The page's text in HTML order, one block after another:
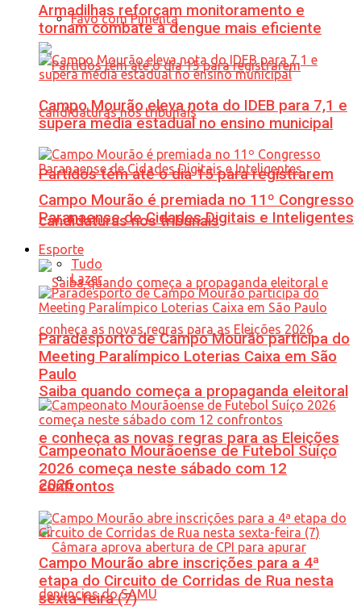
Favo com Pimenta
Partidos têm até o dia 15 para registrarem
candidaturas nos tribunais
Saiba quando começa a propaganda eleitoral
e conheça as novas regras para as Eleições
2026
Armadilhas reforçam monitoramento e
tornam combate à dengue mais eficiente
Campo Mourão eleva nota do IDEB para 7,1 e
supera média estadual no ensino municipal
Campo Mourão é premiada no 11º Congresso
Paranaense de Cidades Digitais e Inteligentes
Esporte
Tudo
Lazer
Paradesporto de Campo Mourão participa do
Meeting Paralímpico Loterias Caixa em São
Paulo
Campeonato Mourãoense de Futebol Suíço
2026 começa neste sábado com 12
confrontos
Campo Mourão abre inscrições para a 4ª
etapa do Circuito de Corridas de Rua nesta
sexta-feira (7)